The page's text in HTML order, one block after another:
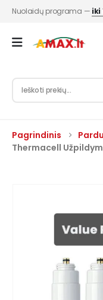
Nuolaidų programa — iki
Pagrindinis
Thermacell